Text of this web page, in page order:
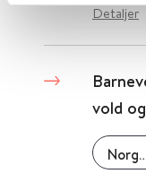
Detaljer
vold
Norges teknisk-